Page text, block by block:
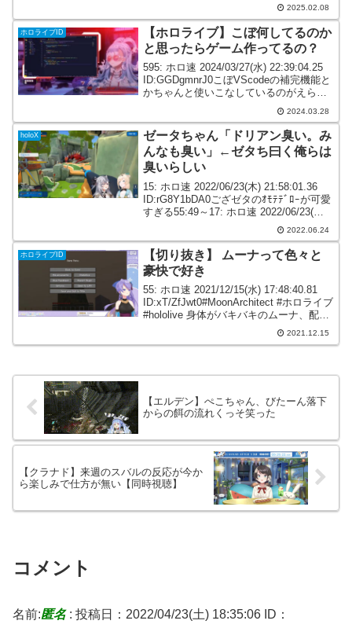
2025.02.08
ホロライブID
【ホロライブ】こぼ何してるのか
と思ったらゲーム作ってるの？
595: ホロ速 2024/03/27(水) 22:39:04.25
ID:GGDgmnrJ0こぼVScodeの補完機能と
かちゃんと使いこなしているのがえらい
17:54～600: ホロ速 2024/03/27(水)2024.03.28
holoX
ゼータちゃん「ドリアン臭い。み
んなも臭い」←ゼタち曰く俺らは
臭いらしい
15: ホロ速 2022/06/23(木) 21:58:01.36
ID:rG8Y1bDA0ござゼタのｵﾓﾃﾃﾞﾛｰが可愛
すぎる55:49～17: ホロ速 2022/06/23(木)
21:58:36.54 ID:HJtzCGtY0ゼタ「ｵ...2022.06.24
ホロライブID
【切り抜き】 ムーナって色々と
豪快で好き
55: ホロ速 2021/12/15(水) 17:48:40.81
ID:xT/ZfJwt0#MoonArchitect #ホロライブ
#hololive 身体がバキバキのムーナ、配信
中にものすごい勢いでサロンパスを貼る
2021.12.15
【エルデン】ぺこちゃん、びたーん落下
からの餌の流れくっそ笑った
【クラナド】来週のスバルの反応が今か
ら楽しみで仕方が無い【同時視聴】
コメント
名前:匿名: 投稿日：2022/04/23(土) 18:35:06 ID：